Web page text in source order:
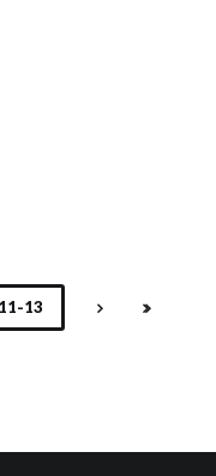
11-13